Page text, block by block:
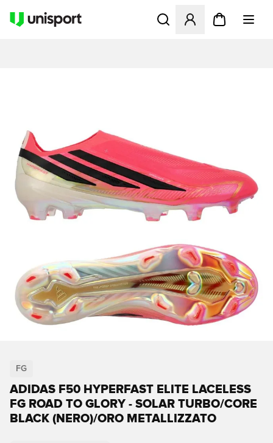
Apre una finestra modale
FG
ADIDAS F50 HYPERFAST ELITE LACELESS
FG ROAD TO GLORY - SOLAR TURBO/CORE
BLACK (NERO)/ORO METALLIZZATO